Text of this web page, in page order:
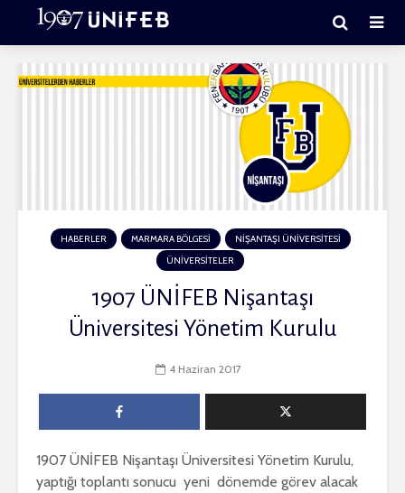
HABERLER MARMARA BÖLGESİ
NİŞANTAŞI ÜNİVERSİTESİ
ÜNİVERSİTELER
1907 ÜNİFEB Nişantaşı
Üniversitesi Yönetim Kurulu
4 Haziran 2017
1907 ÜNİFEB Nişantaşı Üniversitesi Yönetim Kurulu,
yaptığı toplantı sonucu yeni dönemde görev alacak